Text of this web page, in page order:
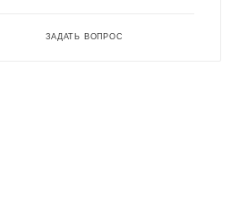
ЗАДАТЬ ВОПРОС